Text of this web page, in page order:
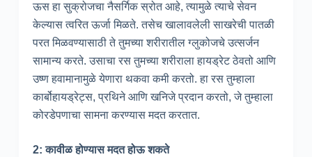
ऊस हा सुक्रोजचा नैसर्गिक स्रोत आहे, त्यामुळे त्याचे सेवन
केल्यास त्वरित ऊर्जा मिळते. तसेच खालावलेली साखरेची पातळी
परत मिळवण्यासाठी ते तुमच्या शरीरातील ग्लुकोजचे उत्सर्जन
सामान्य करते. उसाचा रस तुमच्या शरीराला हायड्रेट ठेवतो आणि
उष्ण हवामानामुळे येणारा थकवा कमी करतो. हा रस तुम्हाला
कार्बोहायड्रेट्स, प्रथिने आणि खनिजे प्रदान करतो, जे तुम्हाला
कोरडेपणाचा सामना करण्यास मदत करतात.
2: कावीळ होण्यास मदत होऊ शकते